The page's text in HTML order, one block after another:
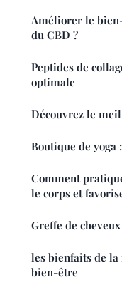
Améliorer le
du CBD ?
Peptides de
optimale
Découvrez le
Comment
le corps et
Greffe de
les bienfaits de
bien-être